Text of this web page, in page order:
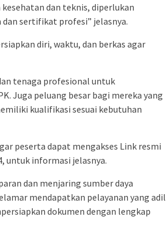
dan teknis, diperlukan
sertifikat profesi” jelasnya.
diri, waktu, dan berkas agar
tenaga profesional untuk
Juga peluang besar bagi mereka yang
kualifikasi sesuai kebutuhan
peserta dapat mengakses Link resmi
untuk informasi jelasnya.
dan menjaring sumber daya
mendapatkan pelayanan yang adil
dokumen dengan lengkap